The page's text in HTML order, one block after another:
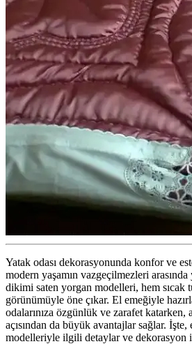
Yatak odası dekorasyonunda konfor ve
modern yaşamın vazgeçilmezleri
dikimi saten yorgan modelleri, hem sıcak
görünümüyle öne çıkar. El emeğiyle
odalarınıza özgünlük ve zarafet katarken,
açısından da büyük avantajlar sağlar.
modelleriyle ilgili detaylar ve dekorasyon